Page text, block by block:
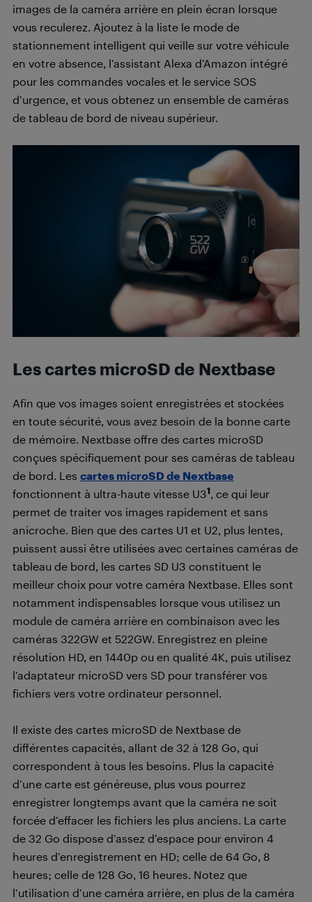
images de la caméra arrière en plein écran lorsque
vous reculerez. Ajoutez à la liste le mode de
stationnement intelligent qui veille sur votre véhicule
en votre absence, l’assistant Alexa d’Amazon intégré
pour les commandes vocales et le service SOS
d’urgence, et vous obtenez un ensemble de caméras
de tableau de bord de niveau supérieur.
Les cartes microSD de Nextbase
Afin que vos images soient enregistrées et stockées
en toute sécurité, vous avez besoin de la bonne carte
de mémoire. Nextbase offre des cartes microSD
conçues spécifiquement pour ses caméras de tableau
de bord. Les cartes microSD de Nextbase
fonctionnent à ultra-haute vitesse U31 , ce qui leur
permet de traiter vos images rapidement et sans
anicroche. Bien que des cartes U1 et U2, plus lentes,
puissent aussi être utilisées avec certaines caméras de
tableau de bord, les cartes SD U3 constituent le
meilleur choix pour votre caméra Nextbase. Elles sont
notamment indispensables lorsque vous utilisez un
module de caméra arrière en combinaison avec les
caméras 322GW et 522GW. Enregistrez en pleine
résolution HD, en 1440p ou en qualité 4K, puis utilisez
l’adaptateur microSD vers SD pour transférer vos
fichiers vers votre ordinateur personnel.
Il existe des cartes microSD de Nextbase de
différentes capacités, allant de 32 à 128 Go, qui
correspondent à tous les besoins. Plus la capacité
d’une carte est généreuse, plus vous pourrez
enregistrer longtemps avant que la caméra ne soit
forcée d’effacer les fichiers les plus anciens. La carte
de 32 Go dispose d’assez d’espace pour environ 4
heures d’enregistrement en HD; celle de 64 Go, 8
heures; celle de 128 Go, 16 heures. Notez que
l’utilisation d’une caméra arrière, en plus de la caméra